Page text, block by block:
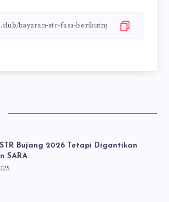
Bujang 2026 Tetapi Digantikan
SARA